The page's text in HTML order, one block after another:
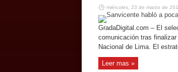
miércoles, 23 de marzo de
GradaDigital.com – El
comunicación tras
Nacional de Lima. El
Leer mas »